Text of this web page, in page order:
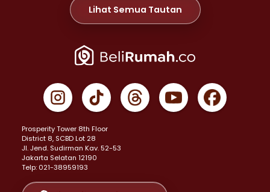
Properti Dijual di Meruya >
Properti Dijual di Jelambar >
Properti Dijual di Jakarta Pusat >
Properti Dijual di Gambir >
Properti Dijual di Johar Baru >
Properti Dijual di Menteng >
Properti Dijual di Senen >
Properti Dijual di Tanah Abang >
Properti Dijual di Cikini >
Properti Dijual di Kramat >
Lihat Semua Tautan
Prosperity Tower 8th Floor
District 8, SCBD Lot 28
JI. Jend. Sudirman Kav. 52-53
Jakarta Selatan 12190
Telp: 021-38959193